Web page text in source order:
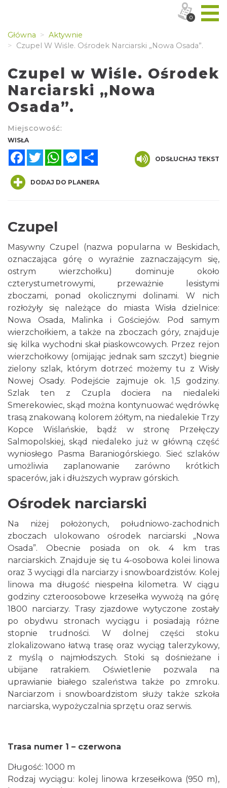
Główna
Aktywnie
Czupel W Wiśle. Ośrodek Narciarski „Nowa Osada”.
Czupel w Wiśle. Ośrodek
Narciarski „Nowa
Osada”.
Miejscowość:
WISŁA
FacebookTwitterWhatsAppMessenger
ODSŁUCHAJ TEKST
DODAJ DO PLANERA
Czupel
Masywny Czupel (nazwa popularna w Beskidach,
oznaczająca górę o wyraźnie zaznaczającym się,
ostrym wierzchołku) dominuje około
czterystumetrowymi, przeważnie lesistymi
zboczami, ponad okolicznymi dolinami. W nich
rozłożyły się należące do miasta Wisła dzielnice:
Nowa Osada, Malinka i Gościejów. Pod samym
wierzchołkiem, a także na zboczach góry, znajduje
się kilka wychodni skał piaskowcowych. Przez rejon
wierzchołkowy (omijając jednak sam szczyt) biegnie
zielony szlak, którym dotrzeć możemy tu z Wisły
Nowej Osady. Podejście zajmuje ok. 1,5 godziny.
Szlak ten z Czupla dociera na niedaleki
Smerekowiec, skąd można kontynuować wędrówkę
trasą znakowaną kolorem żółtym, na niedalekie Trzy
Kopce Wiślańskie, bądź w stronę Przełęczy
Salmopolskiej, skąd niedaleko już w główną część
wyniosłego Pasma Baraniogórskiego. Sieć szlaków
umożliwia zaplanowanie zarówno krótkich
spacerów, jak i dłuższych wypraw górskich.
Ośrodek narciarski
Na niżej położonych, południowo-zachodnich
zboczach ulokowano ośrodek narciarski „Nowa
Osada”. Obecnie posiada on ok. 4 km tras
narciarskich. Znajduje się tu 4-osobowa kolei linowa
oraz 3 wyciągi dla narciarzy i snowboardzistów. Kolej
linowa ma długość niespełna kilometra. W ciągu
godziny czteroosobowe krzesełka wywożą na górę
1800 narciarzy. Trasy zjazdowe wytyczone zostały
po obydwu stronach wyciągu i posiadają różne
stopnie trudności. W dolnej części stoku
zlokalizowano łatwą trasę oraz wyciąg talerzykowy,
z myślą o najmłodszych. Stoki są dośnieżane i
ubijane ratrakiem. Oświetlenie pozwala na
uprawianie białego szaleństwa także po zmroku.
Narciarzom i snowboardzistom służy także szkoła
narciarska, wypożyczalnia sprzętu oraz serwis.
Trasa numer 1 – czerwona
Długość: 1000 m
Rodzaj wyciągu: kolej linowa krzesełkowa (950 m),
0